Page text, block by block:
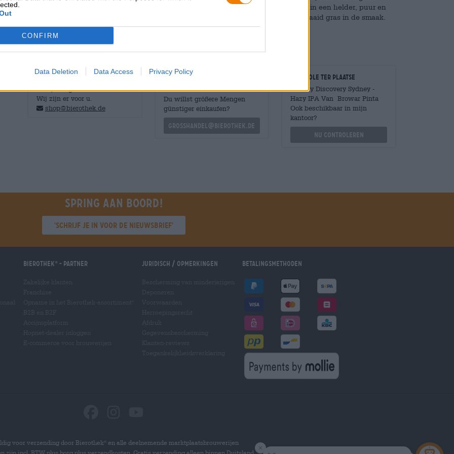
CONFIRM
Data Deletion Data Access Privacy Policy
wordt er via dry-hopping een royale hoeveelheid hop toegevoegd. Dit resulteert in een helder, puur en
intens hoppig bier met sappige fruittonen, hints van citrus, kruiden en vers gemaaid gras in de smaak.
GRATIS BIERCONSULT
Heb je vragen over dit bier?
Wij zijn er voor u.
shop@bierothek.de
handelaren of
Du willst größere Mengen
günstiger einkaufen?
grosshandel@bierothek.de
Controle ter plaatse
Is Hazy Discovery Sydney -
Hazy IPA Van Browar Pinta
Ook beschikbaar in mijn
kantoor?
Nu controleren
Spring aan boord!
'Schrijf je in voor de nieuwsbrief'
Bierothek - Partner Juridisch / Opmerkingen Betalingsmethoden
voor verzending door Bierothek
en alle deelnemende marktplaatsbrouwerijen
zijn incl. BTW plus borg plus verzendkosten. Gratis verzending alleen binnen Duitsland.